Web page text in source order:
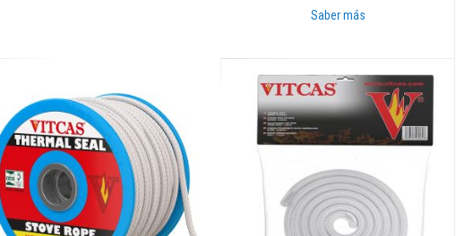
Saber más
Añadir al carrito